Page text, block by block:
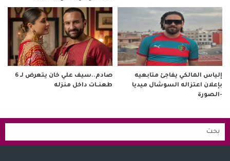
إلياس المالكي يفاجئ متابعيه
بإعلان اعتزاله السوشال ميديا
-الصورة
صادم..سيف علي خان يتعرض لـ 6
طعنــات داخل منزله